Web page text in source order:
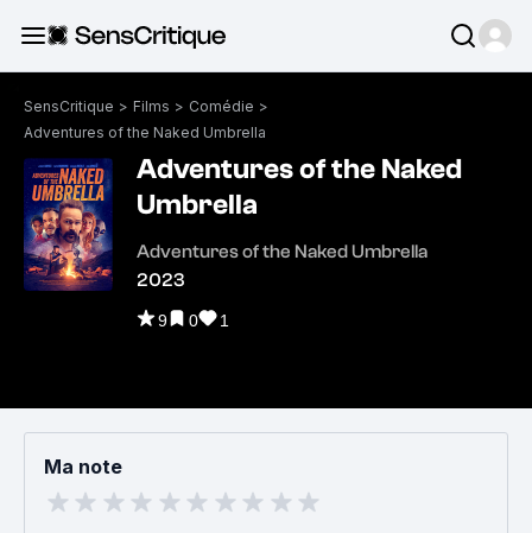
SensCritique > Films > Comédie >
Adventures of the Naked Umbrella
Adventures of the Naked
Umbrella
Adventures of the Naked Umbrella
2023
9 0 1
Ma note